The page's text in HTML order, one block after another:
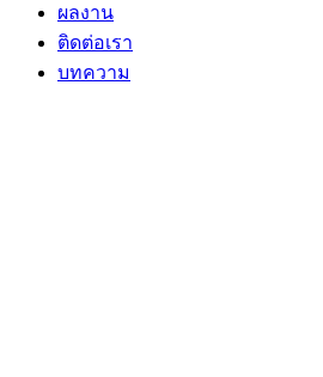
ผลงาน
ติดต่อเรา
บทความ